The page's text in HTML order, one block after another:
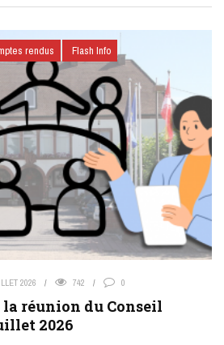
rendus Flash Info
2026 742 0
la réunion du Conseil
2026